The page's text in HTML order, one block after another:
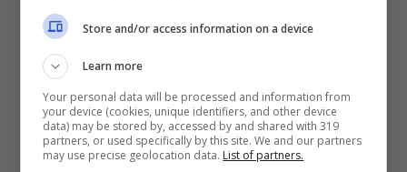
Visualizza questo post su Instagram
Store and/or access information on a device
Learn more
Your personal data will be processed and information from
your device (cookies, unique identifiers, and other device
data) may be stored by, accessed by and shared with 319
partners, or used specifically by this site. We and our partners
may use precise geolocation data. List of partners.